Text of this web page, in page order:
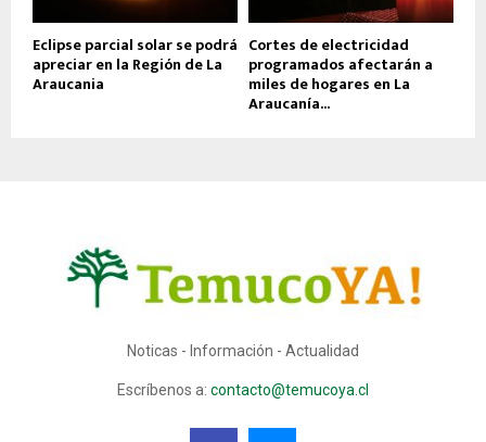
Eclipse parcial solar se podrá
apreciar en la Región de La
Araucania
Cortes de electricidad
programados afectarán a
miles de hogares en La
Araucanía...
Noticas - Información - Actualidad
Escríbenos a: contacto@temucoya.cl